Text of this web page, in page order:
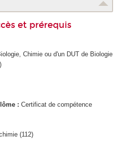
et prérequis
Chimie ou d'un DUT de Biologie
: Certificat de compétence
(112)